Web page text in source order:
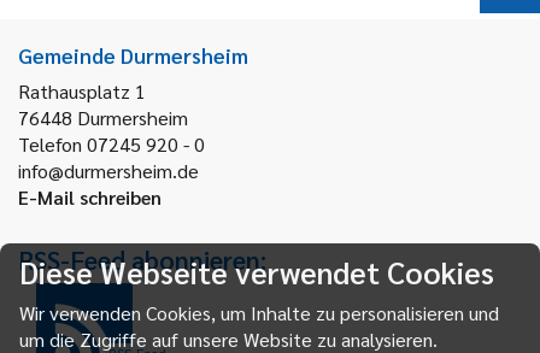
Gemeinde Durmersheim
Rathausplatz 1
76448 Durmersheim
Telefon 07245 920 - 0
info@durmersheim.de
E-Mail schreiben
RSS-Feed abonnieren:
Diese Webseite verwendet Cookies
Wir verwenden Cookies, um Inhalte zu personalisieren und
um die Zugriffe auf unsere Website zu analysieren.